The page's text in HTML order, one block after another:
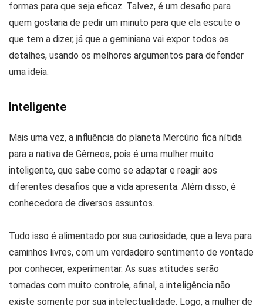
formas para que seja eficaz. Talvez, é um desafio para
quem gostaria de pedir um minuto para que ela escute o
que tem a dizer, já que a geminiana vai expor todos os
detalhes, usando os melhores argumentos para defender
uma ideia.
Inteligente
Mais uma vez, a influência do planeta Mercúrio fica nítida
para a nativa de Gêmeos, pois é uma mulher muito
inteligente, que sabe como se adaptar e reagir aos
diferentes desafios que a vida apresenta. Além disso, é
conhecedora de diversos assuntos.
Tudo isso é alimentado por sua curiosidade, que a leva para
caminhos livres, com um verdadeiro sentimento de vontade
por conhecer, experimentar. As suas atitudes serão
tomadas com muito controle, afinal, a inteligência não
existe somente por sua intelectualidade. Logo, a mulher de